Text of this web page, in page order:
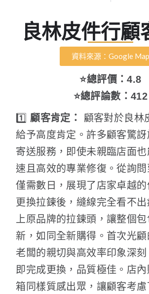
良林皮件行顧
資料來源：Google Map
⭐總評價：4.8
⭐總評論數：412
1️⃣ 顧客肯定：
顧客對於良林
給予高度肯定。許多顧客驚
寄送服務，即使未親臨店面
速且高效的專業修復。從詢問
僅需數日，展現了店家卓越的
更換拉鍊後，縫線完全看不
上原品牌的拉鍊頭，讓整個
新，如同全新購得。首次光
老闆的親切與高效率印象深
即完成更換，品質極佳。店
箱同樣質感出眾，讓顧客考